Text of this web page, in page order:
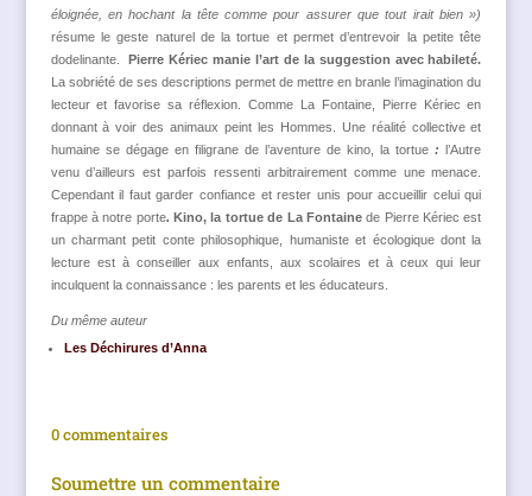
éloignée, en hochant la tête comme pour assurer que tout irait bien »)
résume le geste naturel de la tortue et permet d’entrevoir la petite tête
dodelinante.Pierre Kériec manie l’art de la suggestion avec habileté.
La sobriété de ses descriptions permet de mettre en branle l’imagination du
lecteur et favorise sa réflexion. Comme La Fontaine, Pierre Kériec en
donnant à voir des animaux peint les Hommes. Une réalité collective et
humaine se dégage en filigrane de l’aventure de kino, la tortue :l’Autre
venu d’ailleurs est parfois ressenti arbitrairement comme une menace.
Cependant il faut garder confiance et rester unis pour accueillir celui qui
frappe à notre porte.Kino, la tortue de La Fontainede Pierre Kériec est
un charmant petit conte philosophique, humaniste et écologique dont la
lecture est à conseiller aux enfants, aux scolaires et à ceux qui leur
inculquent la connaissance : les parents et les éducateurs.
Du même auteur
Les Déchirures d’Anna
0 commentaires
Soumettre un commentaire